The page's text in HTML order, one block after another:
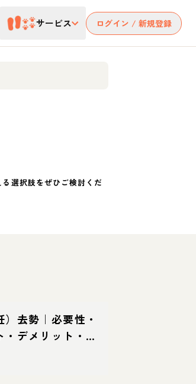
サービス ログイン / 新規登録
選択肢をぜひご検討くだ
去勢｜必要性・
デメリット・手
が解説